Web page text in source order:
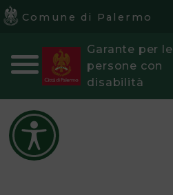
Comune
di
Palermo
Home
Comune di Palermo
Garante per le
persone con
disabilità